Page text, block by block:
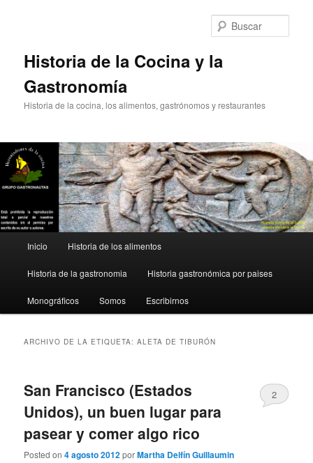
Historia de la Cocina y la
Gastronomía
Historia de la cocina, los alimentos, gastrónomos y restaurantes
principal
Inicio Historia de los alimentos
Historia de la gastronomia Historia gastronómica por paises
Monográficos Somos Escribirnos
ARCHIVO DE LA ETIQUETA:ALETA DE TIBURÓN
San Francisco (Estados
Unidos), un buen lugar para
pasear y comer algo rico
Posted on4 agosto 2012porMartha Delfín Guillaumin
2